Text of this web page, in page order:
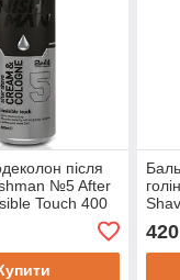
після
№5 After
Touch 400
420